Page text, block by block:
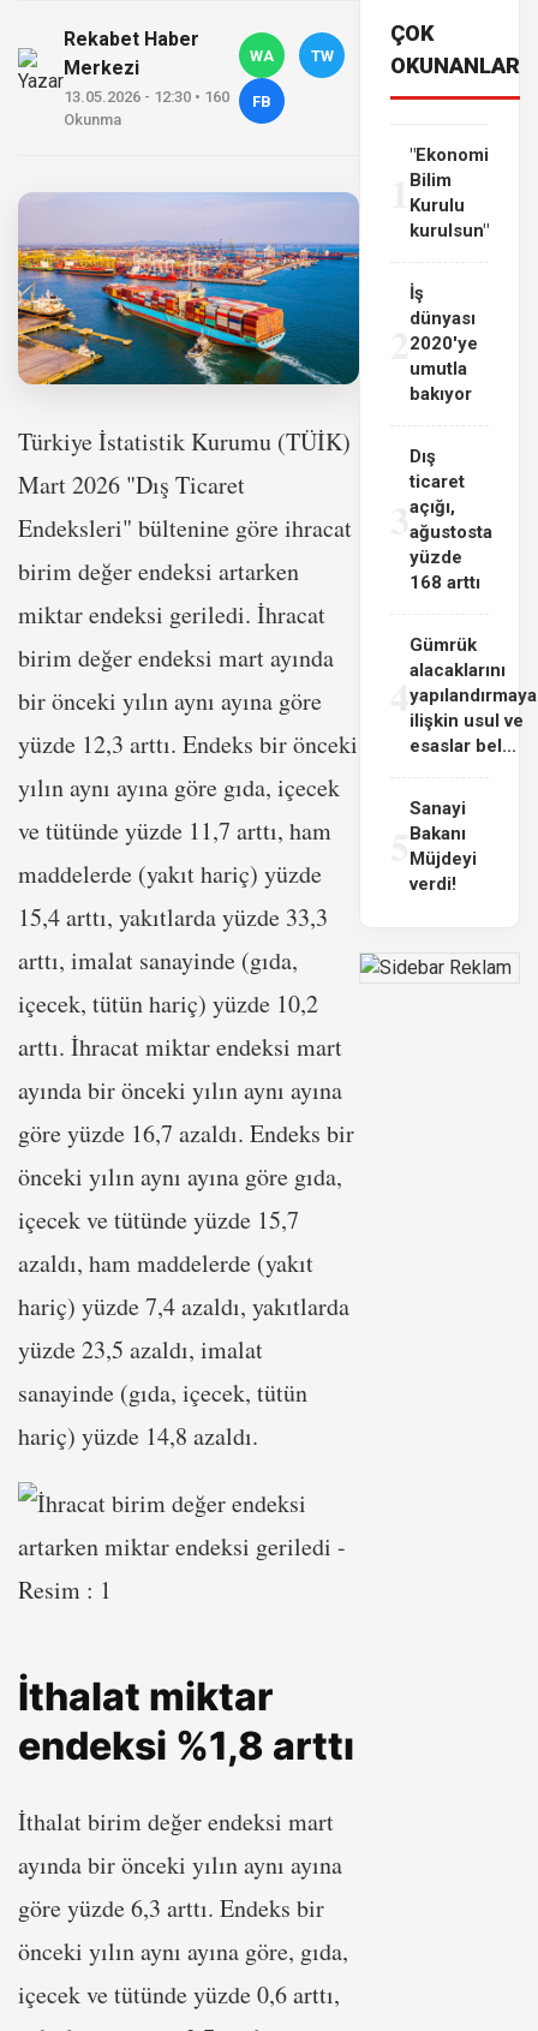
Rekabet Haber
Merkezi
13.05.2026 - 12:30 • 160
Okunma
WA TW
FB
Türkiye İstatistik Kurumu (TÜİK)
Mart 2026 "Dış Ticaret
Endeksleri" bültenine göre ihracat
birim değer endeksi artarken
miktar endeksi geriledi. İhracat
birim değer endeksi mart ayında
bir önceki yılın aynı ayına göre
yüzde 12,3 arttı. Endeks bir önceki
yılın aynı ayına göre gıda, içecek
ve tütünde yüzde 11,7 arttı, ham
maddelerde (yakıt hariç) yüzde
15,4 arttı, yakıtlarda yüzde 33,3
arttı, imalat sanayinde (gıda,
içecek, tütün hariç) yüzde 10,2
arttı. İhracat miktar endeksi mart
ayında bir önceki yılın aynı ayına
göre yüzde 16,7 azaldı. Endeks bir
önceki yılın aynı ayına göre gıda,
içecek ve tütünde yüzde 15,7
azaldı, ham maddelerde (yakıt
hariç) yüzde 7,4 azaldı, yakıtlarda
yüzde 23,5 azaldı, imalat
sanayinde (gıda, içecek, tütün
hariç) yüzde 14,8 azaldı.
İthalat miktar
endeksi %1,8 arttı
İthalat birim değer endeksi mart
ayında bir önceki yılın aynı ayına
göre yüzde 6,3 arttı. Endeks bir
önceki yılın aynı ayına göre, gıda,
içecek ve tütünde yüzde 0,6 arttı,
ÇOK
OKUNANLAR
"Ekonomi
Bilim
Kurulu
kurulsun"
İş
dünyası
2020'ye
umutla
bakıyor
3
Dış
ticaret
açığı,
ağustosta
yüzde
168 arttı
4
Gümrük
alacaklarını
yapılandırmaya
ilişkin usul ve
esaslar bel...
Sanayi
Bakanı
Müjdeyi
verdi!